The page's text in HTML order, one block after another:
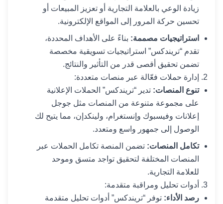
زيادة الوعي بالعلامة التجارية أو تعزيز المبيعات أو
تحسين حركة المرور إلى المواقع الإلكترونية.
استراتيجيات مصممة: بناءً على الأهداف المحددة،
تقدم “تريندكس” استراتيجيات تسويقية مخصصة
تضمن تحقيق أقصى قدر من التأثير والنتائج.
إدارة حملات فعّالة عبر منصات متعددة:
تنوع المنصات: تدير “تريندكس” الحملات الإعلانية
على مجموعة متنوعة من المنصات مثل جوجل
إعلانات وفيسبوك وإنستغرام، ولينكدإن، مما يتيح لك
الوصول إلى جمهور واسع ومتعدد.
تكامل المنصات: تضمن المنصة تكامل الحملات عبر
المنصات المختلفة لتحقيق تواجد متسق وموحد
للعلامة التجارية.
أدوات تحليل ومراقبة متقدمة:
رصد الأداء: توفر “تريندكس” أدوات تحليل متقدمة